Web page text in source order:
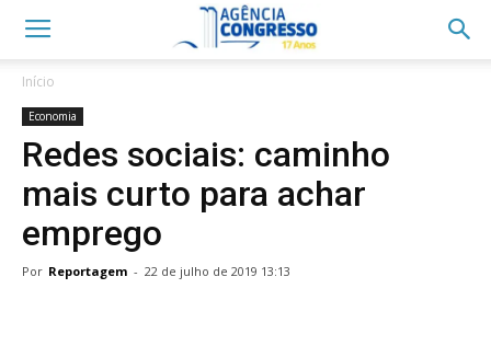
Início
Economia
Redes sociais: caminho
mais curto para achar
emprego
Por Reportagem - 22 de julho de 2019 13:13